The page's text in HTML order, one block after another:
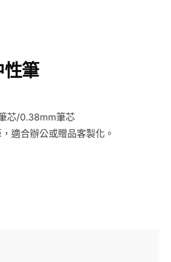
性筆
芯/0.38mm筆芯
適合辦公或贈品客製化。